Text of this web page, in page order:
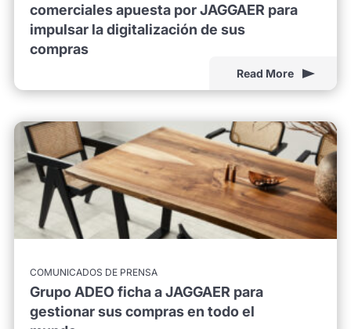
comerciales apuesta por JAGGAER para
impulsar la digitalización de sus
compras
Read More
COMUNICADOS DE PRENSA
Grupo ADEO ficha a JAGGAER para
gestionar sus compras en todo el